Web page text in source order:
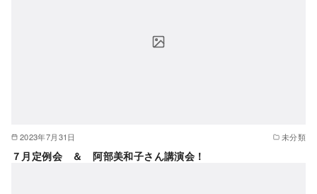
2023年7月31日 未分類
７月定例会 ＆ 阿部美和子さん講演会！